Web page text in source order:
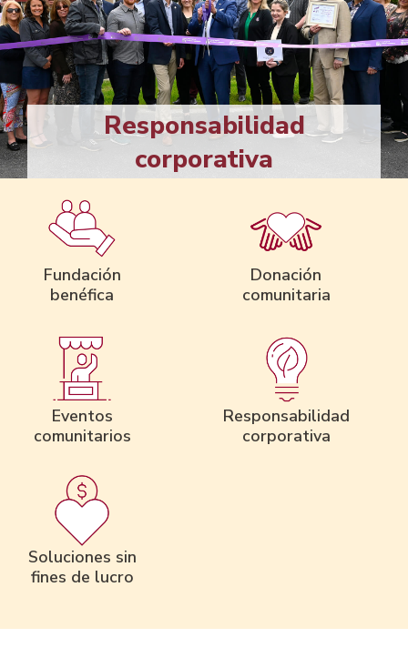
Responsabilidad
corporativa
Fundación
benéfica
Donación
comunitaria
Eventos
comunitarios
Responsabilidad
corporativa
Soluciones sin
fines de lucro